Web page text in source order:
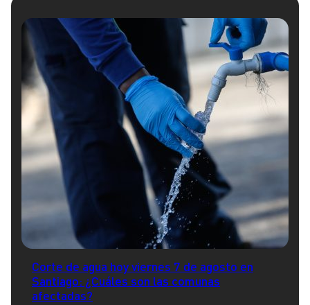
Corte de agua hoy viernes 7 de agosto en
Santiago: ¿Cuáles son las comunas
afectadas?